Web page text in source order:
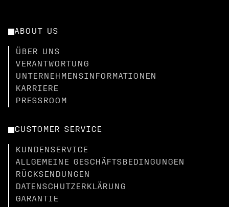
ABOUT US
ÜBER UNS
VERANTWORTUNG
UNTERNEHMENSINFORMATIONEN
KARRIERE
PRESSROOM
CUSTOMER SERVICE
KUNDENSERVICE
ALLGEMEINE GESCHÄFTSBEDINGUNGEN
RÜCKSENDUNGEN
DATENSCHUTZERKLÄRUNG
GARANTIE